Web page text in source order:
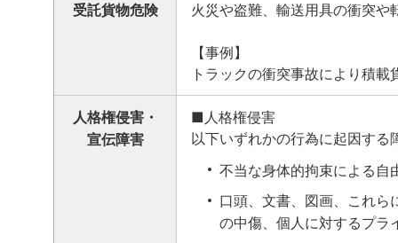
受託貨物危険 火災や盗難、輸送用具の衝突
【事例】
トラックの衝突事故により積
人格権侵害・
宣伝障害
■人格権侵害
以下いずれかの行為に起因する
不当な身体的拘束による自
口頭、文書、図画、これら
の中傷、個人に対するプラ